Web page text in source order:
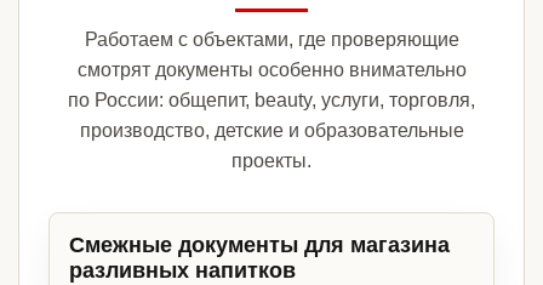
Работаем с объектами, где проверяющие
смотрят документы особенно внимательно
по России: общепит, beauty, услуги, торговля,
производство, детские и образовательные
проекты.
Смежные документы для магазина
разливных напитков